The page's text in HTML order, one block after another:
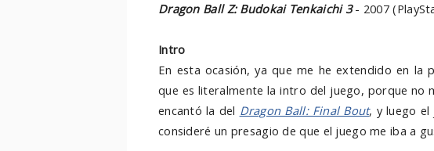
Dragon Ball Z: Budokai Tenkaichi 3- 2007
Intro
En esta ocasión, ya que me he extendido en la
que es literalmente la intro del juego, porque no
encantó la del Dragon Ball: Final Bout, y luego el
consideré un presagio de que el juego me iba a